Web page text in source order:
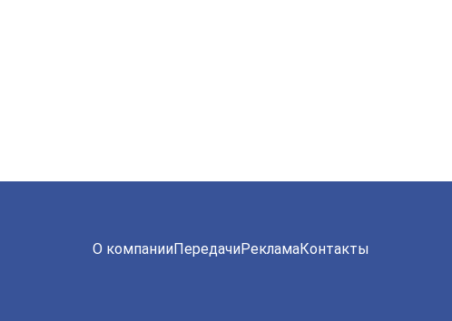
О компанииПередачиРекламаКонтакты